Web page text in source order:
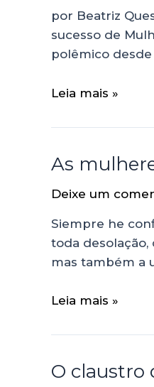
por Beatriz
sucesso de
polêmico
Leia mais »
As
Deixe um
Siempre he
toda desolação,
mas também a
Leia mais »
O claustro